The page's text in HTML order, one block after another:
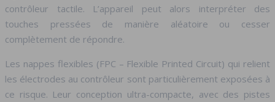
contrôleur tactile. L’appareil peut alors interpréter des
touches pressées de manière aléatoire ou cesser
complètement de répondre.
Les nappes flexibles (FPC – Flexible Printed Circuit) qui relient
les électrodes au contrôleur sont particulièrement exposées à
ce risque. Leur conception ultra-compacte, avec des pistes